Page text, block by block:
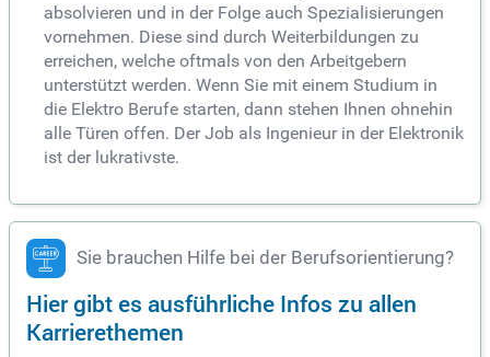
absolvieren und in der Folge auch Spezialisierungen
vornehmen. Diese sind durch Weiterbildungen zu
erreichen, welche oftmals von den Arbeitgebern
unterstützt werden. Wenn Sie mit einem Studium in
die Elektro Berufe starten, dann stehen Ihnen ohnehin
alle Türen offen. Der Job als Ingenieur in der Elektronik
ist der lukrativste.
Sie brauchen Hilfe bei der Berufsorientierung?
Hier gibt es ausführliche Infos zu allen
Karrierethemen